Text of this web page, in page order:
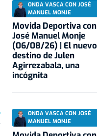
ONDA VASCA CON JOSÉ
MANUEL MONJE
Movida Deportiva con
José Manuel Monje
(06/08/26) | El nuevo
destino de Julen
Agirrezabala, una
incógnita
ONDA VASCA CON JOSÉ
MANUEL MONJE